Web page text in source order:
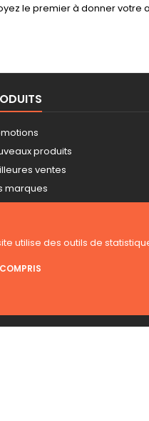
le premier à donner votre
produits
ventes
marques
professionnels
utilise des outils de